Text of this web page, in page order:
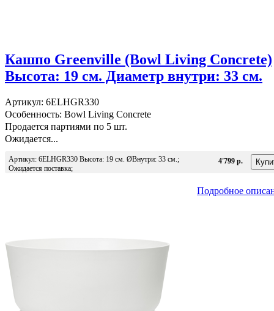
Кашпо Greenville (Bowl Living Concrete)
Высота: 19 см. Диаметр внутри: 33 см.
Артикул: 6ELHGR330
Особенность: Bowl Living Concrete
Продается партиями по 5 шт.
Ожидается...
Артикул: 6ELHGR330 Высота: 19 см. ØВнутри: 33 см.;
Ожидается поставка;
4'799 р.
Подробное